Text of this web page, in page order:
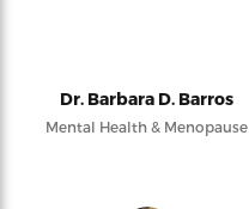
Dr. Barbara D. Barros
Mental Health & Menopause